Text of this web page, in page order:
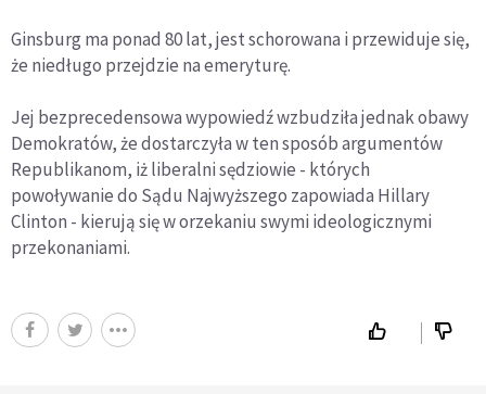
Ginsburg ma ponad 80 lat, jest schorowana i przewiduje się,
że niedługo przejdzie na emeryturę.
Jej bezprecedensowa wypowiedź wzbudziła jednak obawy
Demokratów, że dostarczyła w ten sposób argumentów
Republikanom, iż liberalni sędziowie - których
powoływanie do Sądu Najwyższego zapowiada Hillary
Clinton - kierują się w orzekaniu swymi ideologicznymi
przekonaniami.